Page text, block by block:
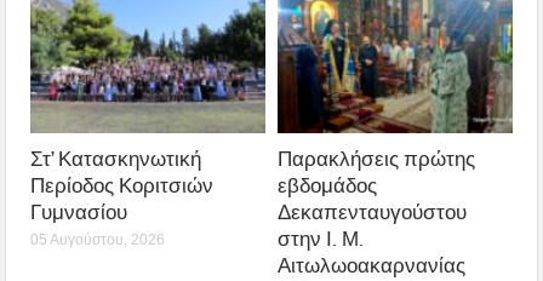
Στ’ Κατασκηνωτική
Περίοδος Κοριτσιών
Γυμνασίου
05 Αυγούστου, 2026
Παρακλήσεις πρώτης
εβδομάδος
Δεκαπενταυγούστου
στην Ι. Μ.
Αιτωλωοακαρνανίας